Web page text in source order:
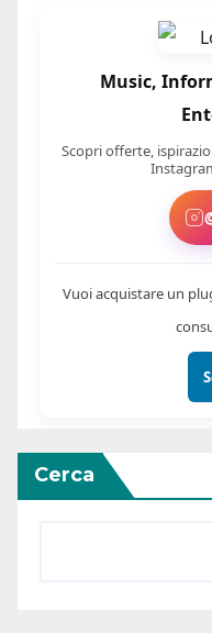
Cerca
Music,
Scopri offerte,
Vuoi acquistare un